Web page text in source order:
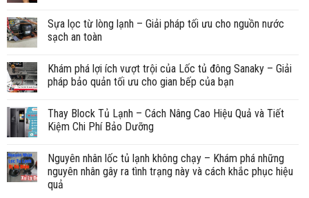
Sựa lọc từ lòng lạnh – Giải pháp tối ưu cho nguồn nước
sạch an toàn
Khám phá lợi ích vượt trội của Lốc tủ đông Sanaky – Giải
pháp bảo quản tối ưu cho gian bếp của bạn
Thay Block Tủ Lạnh – Cách Nâng Cao Hiệu Quả và Tiết
Kiệm Chi Phí Bảo Dưỡng
Nguyên nhân lốc tủ lạnh không chạy – Khám phá những
nguyên nhân gây ra tình trạng này và cách khắc phục hiệu
quả